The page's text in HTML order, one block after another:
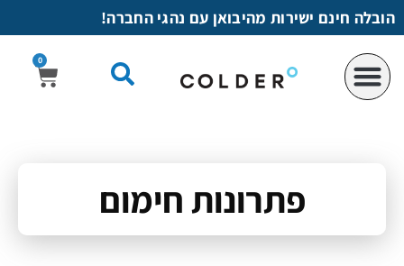
לתוכן
הובלה חינם ישירות מהיבואן עם נהגי החברה!
0
פתרונות חימום